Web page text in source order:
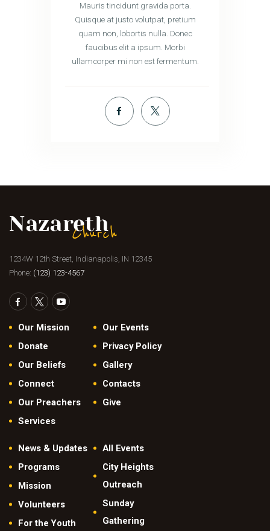
Mauris tincidunt gravida porta.
Quisque at justo volutpat, pretium
quam non, lobortis nulla. Donec
faucibus elit a ipsum. Morbi
ullamcorper mi non est fermentum.
1234W 12th Street, Indianapolis, IN 12345
Phone: (123) 123-4567
Our Mission
Donate
Our Beliefs
Connect
Our Preachers
Services
Our Events
Privacy Policy
Gallery
Contacts
Give
News & Updates
Programs
Mission
Volunteers
For the Youth
All Events
City Heights
Outreach
Sunday
Gathering